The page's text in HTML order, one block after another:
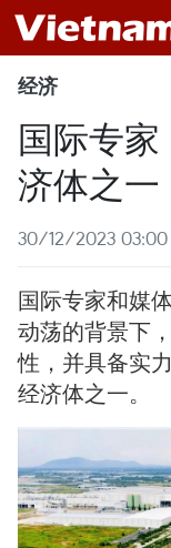
经济
国际专
济体之一
30/12/2023 03:00
国际专家和媒
动荡的背景下
性，并具备实
经济体之一。